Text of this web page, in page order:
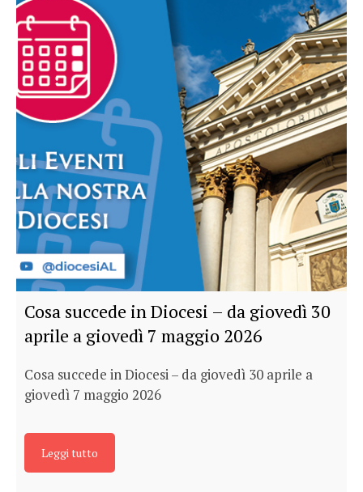
Cosa succede in Diocesi – da giovedì 30
aprile a giovedì 7 maggio 2026
Cosa succede in Diocesi – da giovedì 30 aprile a
giovedì 7 maggio 2026
Leggi tutto